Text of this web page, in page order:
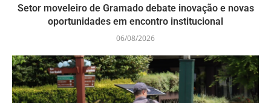
Setor moveleiro de Gramado debate inovação e novas
oportunidades em encontro institucional
06/08/2026